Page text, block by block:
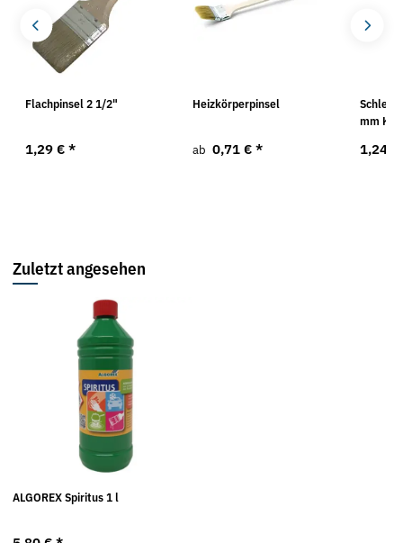
Flachpinsel 2 1/2"
1,29 € *
Heizkörperpinsel
ab 0,71 € *
mm K
1,24 €
Zuletzt angesehen
ALGOREX Spiritus 1 l